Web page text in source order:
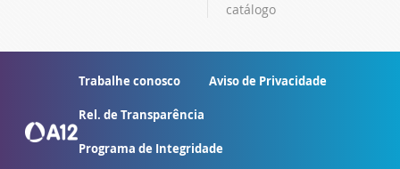
catálogo
Trabalhe conosco Aviso de Privacidade
Rel. de Transparência
Programa de Integridade